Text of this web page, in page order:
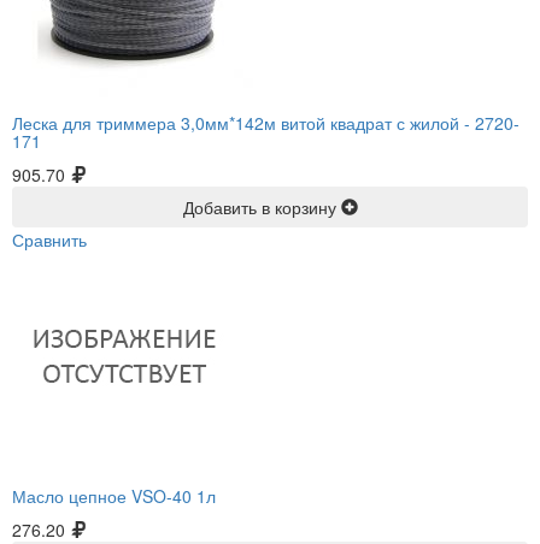
Леска для триммера 3,0мм*142м витой квадрат с жилой - 2720-
171
905.70
Добавить в корзину
Сравнить
Масло цепное VSO-40 1л
276.20